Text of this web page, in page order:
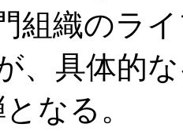
組織のラ
、具体的
なる。